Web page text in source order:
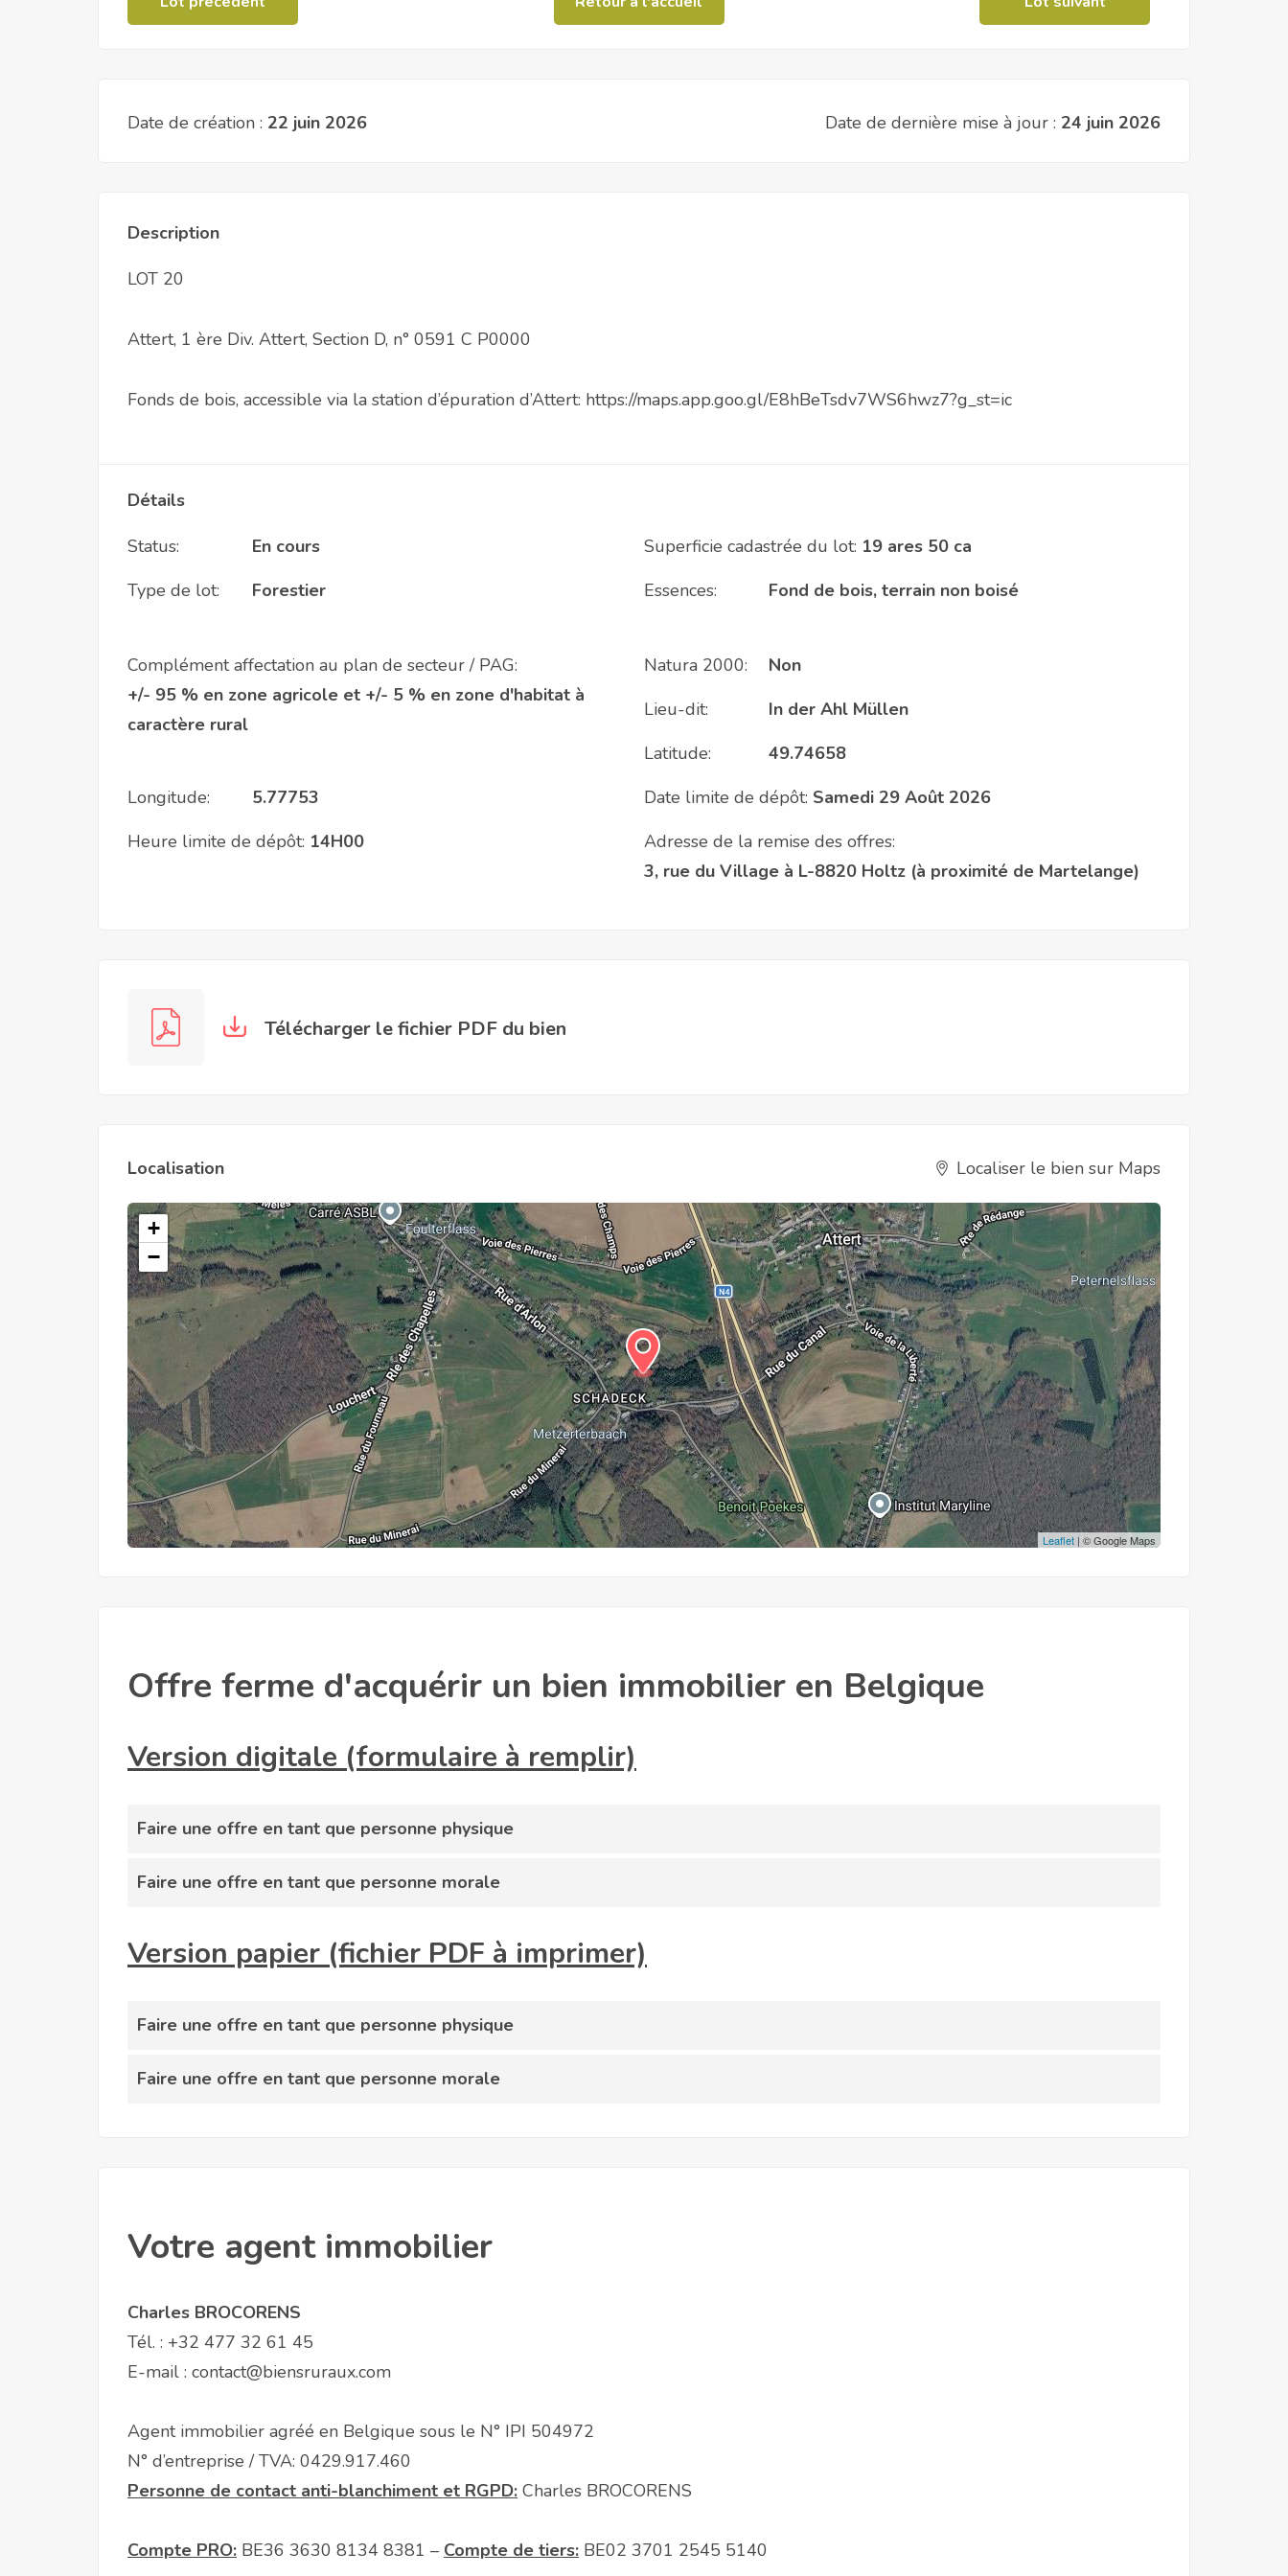
Date de création : 22 juin 2026 Date de dernière mise à jour : 24 juin 2026
Description
LOT 20
Attert, 1 ère Div. Attert, Section D, n° 0591 C P0000
Fonds de bois, accessible via la station d’épuration d’Attert: https://maps.app.goo.gl/E8hBeTsdv7WS6hwz7?g_st=ic
Détails
Status:
En cours Superficie cadastrée du lot: 19 ares 50 ca
Type de lot:
Forestier Essences: Fond de bois, terrain non boisé
Complément affectation au plan de secteur / PAG:
+/- 95 % en zone agricole et +/- 5 % en zone d'habitat à
caractère rural
Natura 2000:
Non
Lieu-dit:
In der Ahl Müllen
Latitude:
49.74658
Longitude:
5.77753 Date limite de dépôt: Samedi 29 Août 2026
Heure limite de dépôt: 14H00
Adresse de la remise des offres:
3, rue du Village à L-8820 Holtz (à proximité de Martelange)
Télécharger le fichier PDF du bien
Localisation Localiser le bien sur Maps
+
−
Leaflet | © Google Maps
Offre ferme d'acquérir un bien immobilier en Belgique
Version digitale (formulaire à remplir)
Faire une offre en tant que personne physique
Faire une offre en tant que personne morale
Version papier (fichier PDF à imprimer)
Faire une offre en tant que personne physique
Faire une offre en tant que personne morale
Votre agent immobilier
Charles BROCORENS
Tél. : +32 477 32 61 45
E-mail : contact@biensruraux.com
Agent immobilier agréé en Belgique sous le N° IPI 504972
N° d’entreprise / TVA: 0429.917.460
Personne de contact anti-blanchiment et RGPD: Charles BROCORENS
Compte PRO: BE36 3630 8134 8381 – Compte de tiers: BE02 3701 2545 5140